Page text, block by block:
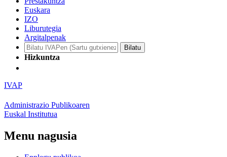
Euskara
IZO
Liburutegia
Argitalpenak
Hizkuntza
IVAP
Administrazio Publikoaren
Euskal Institutua
Menu nagusia